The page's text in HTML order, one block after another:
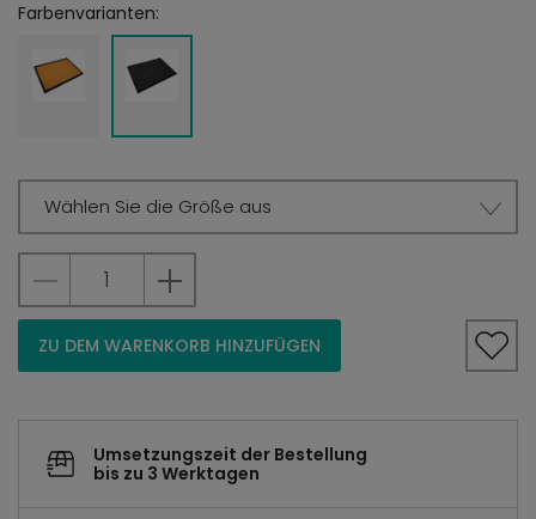
Farbenvarianten:
Wählen Sie die Größe aus
ZU DEM WARENKORB HINZUFÜGEN
Umsetzungszeit der Bestellung
bis zu 3 Werktagen